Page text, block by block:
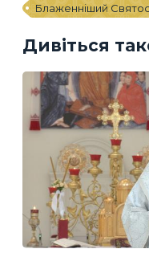
Блаженніший
Дивіться